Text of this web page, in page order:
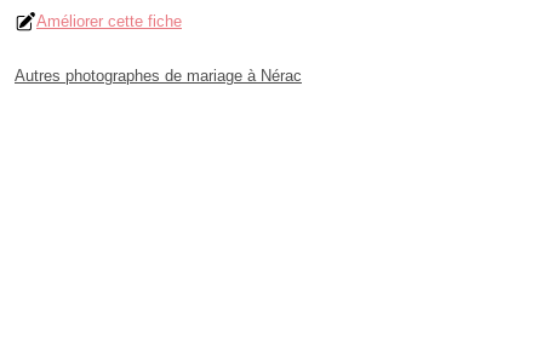
Améliorer cette fiche
Autres photographes de mariage à Nérac